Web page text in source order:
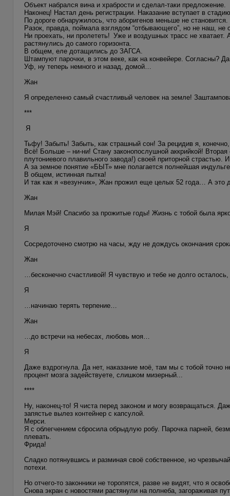
Объект набрался вина и храбрости и сделал-таки предложение.
Наконец! Настал день регистрации. Наказание вступает в
По дороге обнаружилось, что аборигенов меньше не
Разок, правда, поймала взглядом “отбывающего”, но не наш, не
Ни проехать, ни пролететь! Уже и воздушных трасс не
растянулись до самого горизонта.
В общем, еле дотащились до ЗАГСА.
Штампуют парочки, в этом веке, как на конвейере. Согласны?
Уф, ну теперь немного и назад, домой…
Жан
Я определенно самый счастливый человек на земле!
***
Я
Тьфу! Забыть! Забыть, как страшный сон! За рецидив я,
Всё! Больше – ни-ни! Стану законопослушной аккрийкой!
плутониевого плавильного завода!) своей приторной
А за земное понятие «БЫТ» мне полагается полнейшая
В общем, истинная пытка!
И так как я «везунчик», Жан прожил еще целых 52 года… А это
Жан
Милая Мэй! Спасибо за прожитые годы! Жизнь с тобой была
Я
Сосредоточено смотрю на часы, жду не дождусь окончания
Жан
…бесконечно счастливой! Я чувствую и тебе не долго
Я
…начинаю терять терпение…
Жан
…до встречи на небесах, любовь моя…
Я
Даже вздрогнула. Да нет, наказание моё, там мы с тобой
процент мозга задействуете, слишком мизерный...
****
Ну, наконец-то! Я чиста перед законом и могу возвращаться.
запястье вылез контейнер с капсулой.
Мерси.
Я с облегчением сбросила обрыдлую робу. Парочка парней,
плевать.
Фрида!
Сладко потянувшись и разминая своё собственное, но
потехи.
Но отчего-то законники не торопятся, разве не видят, что я
Снова экран с новостями растянули на полнеба, загораживая